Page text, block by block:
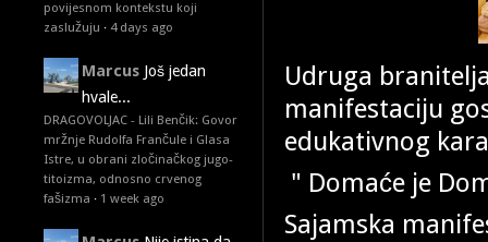
povijesnom kontekstu koji
zaslužuju · 4 days ago
Marcus Još jedan
hvale...
DRAGOVOLJAC - Lili Benčik: Govor
mržnje Rudolfa Frančule i Glasa
Istre, u obrani zločinačkog jugo-
titoizma, odnosno crvenog
fašizma · 1 week ago
Udruga
manifestaciju
edukativnog
" Domaće je
Sajamska